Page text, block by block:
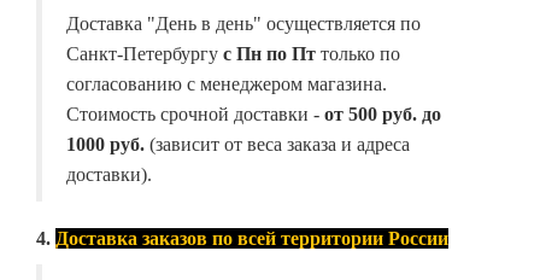
Доставка "День в день" осуществляется по
Санкт-Петербургу с Пн по Пт только по
согласованию с менеджером магазина.
Стоимость срочной доставки - от 500 руб. до
1000 руб. (зависит от веса заказа и адреса
доставки).
4. Доставка заказов по всей территории России